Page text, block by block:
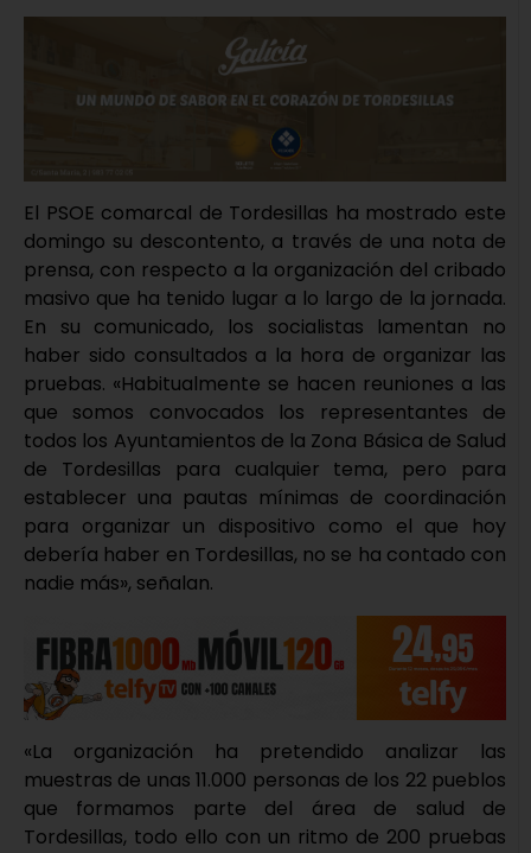
El PSOE comarcal de Tordesillas ha mostrado este
domingo su descontento, a través de una nota de
prensa, con respecto a la organización del cribado
masivo que ha tenido lugar a lo largo de la jornada.
En su comunicado, los socialistas lamentan no
haber sido consultados a la hora de organizar las
pruebas. «Habitualmente se hacen reuniones a las
que somos convocados los representantes de
todos los Ayuntamientos de la Zona Básica de Salud
de Tordesillas para cualquier tema, pero para
establecer una pautas mínimas de coordinación
para organizar un dispositivo como el que hoy
debería haber en Tordesillas, no se ha contado con
nadie más», señalan.
«La organización ha pretendido analizar las
muestras de unas 11.000 personas de los 22 pueblos
que formamos parte del área de salud de
Tordesillas, todo ello con un ritmo de 200 pruebas